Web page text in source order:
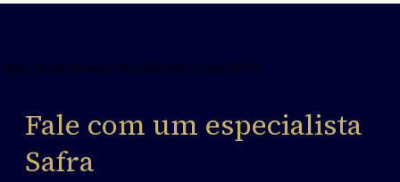
Fale com um especialista
Safra